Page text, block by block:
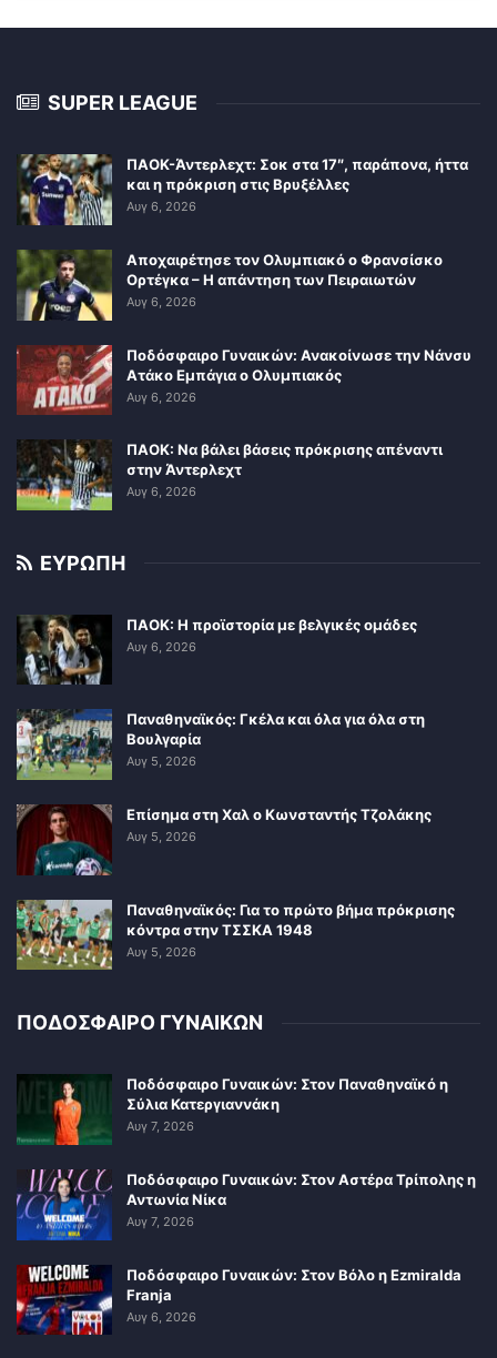
SUPER LEAGUE
ΠΑΟΚ-Άντερλεχτ: Σοκ στα 17″, παράπονα, ήττα
και η πρόκριση στις Βρυξέλλες
Αυγ 6, 2026
Αποχαιρέτησε τον Ολυμπιακό ο Φρανσίσκο
Ορτέγκα – Η απάντηση των Πειραιωτών
Αυγ 6, 2026
Ποδόσφαιρο Γυναικών: Ανακοίνωσε την Νάνσυ
Ατάκο Εμπάγια ο Ολυμπιακός
Αυγ 6, 2026
ΠΑΟΚ: Να βάλει βάσεις πρόκρισης απέναντι
στην Άντερλεχτ
Αυγ 6, 2026
ΕΥΡΩΠΗ
ΠΑΟΚ: Η προϊστορία με βελγικές ομάδες
Αυγ 6, 2026
Παναθηναϊκός: Γκέλα και όλα για όλα στη
Βουλγαρία
Αυγ 5, 2026
Επίσημα στη Χαλ ο Κωνσταντής Τζολάκης
Αυγ 5, 2026
Παναθηναϊκός: Για το πρώτο βήμα πρόκρισης
κόντρα στην ΤΣΣΚΑ 1948
Αυγ 5, 2026
ΠΟΔΟΣΦΑΙΡΟ ΓΥΝΑΙΚΩΝ
Ποδόσφαιρο Γυναικών: Στον Παναθηναϊκό η
Σύλια Κατεργιαννάκη
Αυγ 7, 2026
Ποδόσφαιρο Γυναικών: Στον Αστέρα Τρίπολης η
Αντωνία Νίκα
Αυγ 7, 2026
Ποδόσφαιρο Γυναικών: Στον Βόλο η Ezmiralda
Franja
Αυγ 6, 2026